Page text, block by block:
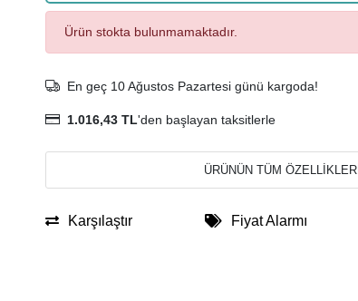
Ürün stokta bulunmamaktadır.
En geç 10 Ağustos Pazartesi günü kargoda!
1.016,43 TL'den başlayan taksitlerle
ÜRÜNÜN TÜM ÖZELLİKLERİ
Karşılaştır Fiyat Alarmı